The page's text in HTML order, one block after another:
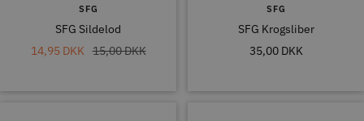
SFG
SFG Sildelod
Tilbudspris
14,95 DKK Normal
15,00 DKK
SFG
SFG Krogsliber
Tilbudspris
35,00 DKK